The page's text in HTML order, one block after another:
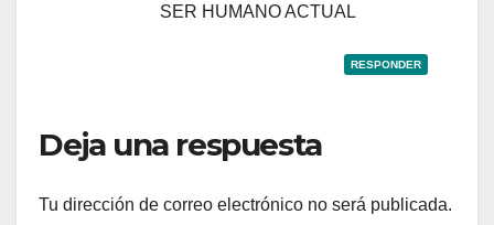
SER HUMANO ACTUAL
RESPONDER
Deja una respuesta
Tu dirección de correo electrónico no será publicada.